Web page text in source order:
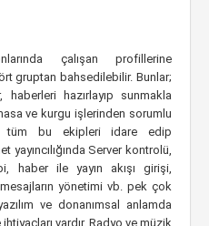
çalışan profillerine
gruptan bahsedilebilir. Bunlar;
haberleri hazırlayıp sunmakla
ve kurgu işlerinden sorumlu
tüm bu ekipleri idare edip
yayıncılığında Server kontrolü,
haber ile yayın akışı girişi,
yönetimi vb. pek çok
ve donanımsal anlamda
vardır. Radyo ve müzik